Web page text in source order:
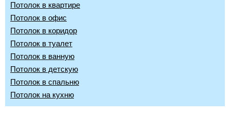
Потолок в квартире
Потолок в офис
Потолок в коридор
Потолок в туалет
Потолок в ванную
Потолок в детскую
Потолок в спальню
Потолок на кухню